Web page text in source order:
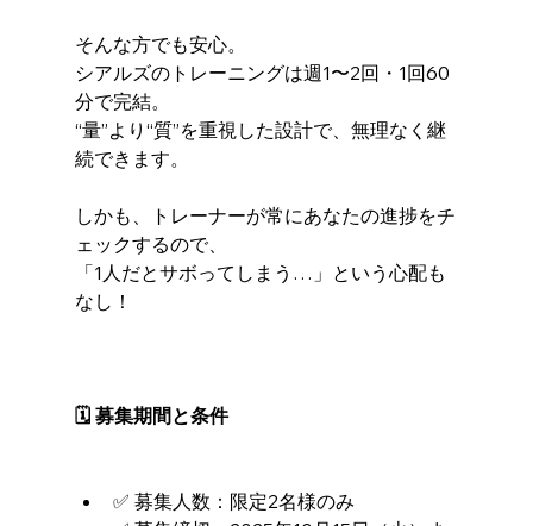
そんな方でも安心。
シアルズのトレーニングは週1〜2回・1回60
分で完結。
“量”より“質”を重視した設計で、無理なく継
続できます。
しかも、トレーナーが常にあなたの進捗をチ
ェックするので、
「1人だとサボってしまう…」という心配も
なし！
🗓️ 募集期間と条件
✅ 募集人数：限定2名様のみ